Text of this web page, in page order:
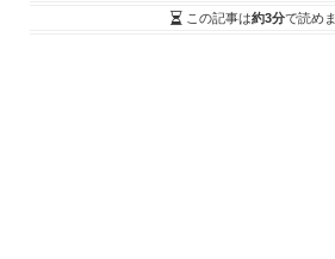
この記事は約3分で読めま